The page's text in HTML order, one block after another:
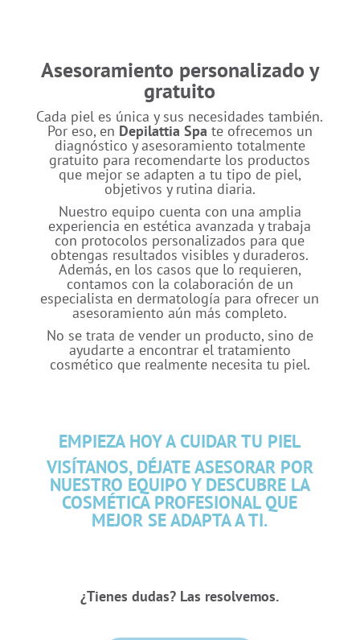
Asesoramiento personalizado y
gratuito
Cada piel es única y sus necesidades también.
Por eso, en Depilattia Spa te ofrecemos un
diagnóstico y asesoramiento totalmente
gratuito para recomendarte los productos
que mejor se adapten a tu tipo de piel,
objetivos y rutina diaria.
Nuestro equipo cuenta con una amplia
experiencia en estética avanzada y trabaja
con protocolos personalizados para que
obtengas resultados visibles y duraderos.
Además, en los casos que lo requieren,
contamos con la colaboración de un
especialista en dermatología para ofrecer un
asesoramiento aún más completo.
No se trata de vender un producto, sino de
ayudarte a encontrar el tratamiento
cosmético que realmente necesita tu piel.
EMPIEZA HOY A CUIDAR TU PIEL
VISÍTANOS, DÉJATE ASESORAR POR
NUESTRO EQUIPO Y DESCUBRE LA
COSMÉTICA PROFESIONAL QUE
MEJOR SE ADAPTA A TI.
¿Tienes dudas? Las resolvemos.